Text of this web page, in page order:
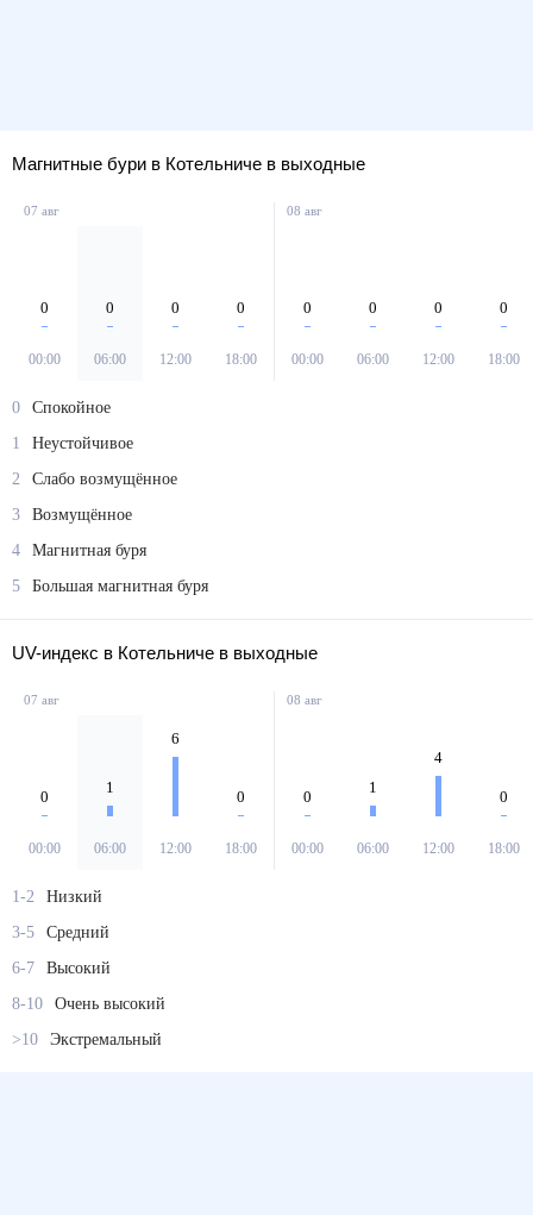
Магнитные бури в Котельниче в выходные
07 авг
0
00:00
0
06:00
0
12:00
0
18:00
08 авг
0
00:00
0
06:00
0
12:00
0
18:00
0
Спокойное
1
Неустойчивое
2
Слабо возмущённое
3
Возмущённое
4
Магнитная буря
5
Большая магнитная буря
UV-индекс в Котельниче в выходные
07 авг
0
00:00
1
06:00
6
12:00
0
18:00
08 авг
0
00:00
1
06:00
4
12:00
0
18:00
1-2
Низкий
3-5
Средний
6-7
Высокий
8-10
Очень высокий
>10
Экстремальный